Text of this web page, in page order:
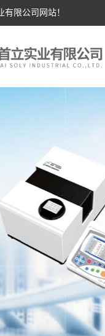
限公司网站！